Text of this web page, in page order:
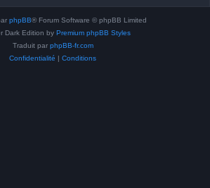
phpBB® Forum Software © phpBB Limited
Dark Edition by Premium phpBB Styles
Traduit par phpBB-fr.com
Confidentialité | Conditions